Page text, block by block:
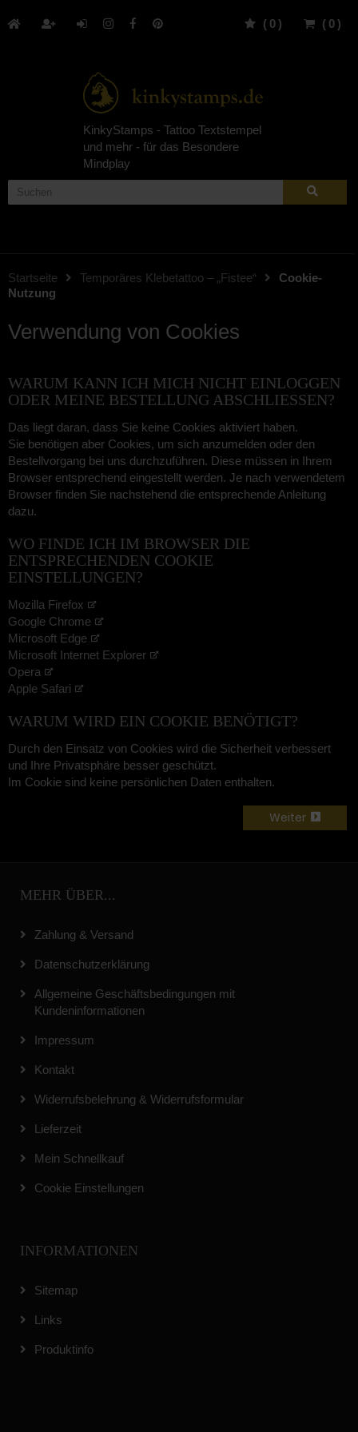
( 0 )
( 0 )
KinkyStamps - Tattoo Textstempel
und mehr - für das Besondere
Mindplay
Startseite Temporäres Klebetattoo – „Fistee“
Cookie-
Nutzung
Verwendung von Cookies
WARUM KANN ICH MICH NICHT EINLOGGEN
ODER MEINE BESTELLUNG ABSCHLIESSEN?
Das liegt daran, dass Sie keine Cookies aktiviert haben.
Sie benötigen aber Cookies, um sich anzumelden oder den
Bestellvorgang bei uns durchzuführen. Diese müssen in Ihrem
Browser entsprechend eingestellt werden. Je nach verwendetem
Browser finden Sie nachstehend die entsprechende Anleitung
dazu.
WO FINDE ICH IM BROWSER DIE
ENTSPRECHENDEN COOKIE
EINSTELLUNGEN?
Mozilla Firefox
Google Chrome
Microsoft Edge
Microsoft Internet Explorer
Opera
Apple Safari
WARUM WIRD EIN COOKIE BENÖTIGT?
Durch den Einsatz von Cookies wird die Sicherheit verbessert
und Ihre Privatsphäre besser geschützt.
Im Cookie sind keine persönlichen Daten enthalten.
Weiter
MEHR ÜBER...
Zahlung & Versand
Datenschutzerklärung
Allgemeine Geschäftsbedingungen mit
Kundeninformationen
Impressum
Kontakt
Widerrufsbelehrung & Widerrufsformular
Lieferzeit
Mein Schnellkauf
Cookie Einstellungen
INFORMATIONEN
Sitemap
Links
Produktinfo